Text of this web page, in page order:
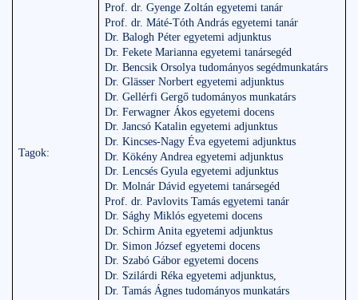
Tagok:
Prof. dr. Gyenge Zoltán egyetemi tanár
Prof. dr. Máté-Tóth András egyetemi tanár
Dr. Balogh Péter egyetemi adjunktus
Dr. Fekete Marianna egyetemi tanársegéd
Dr. Bencsik Orsolya tudományos segédmunkatárs
Dr. Glässer Norbert egyetemi adjunktus
Dr. Gellérfi Gergő tudományos munkatárs
Dr. Ferwagner Ákos egyetemi docens
Dr. Jancsó Katalin egyetemi adjunktus
Dr. Kincses-Nagy Éva egyetemi adjunktus
Dr. Kökény Andrea egyetemi adjunktus
Dr. Lencsés Gyula egyetemi adjunktus
Dr. Molnár Dávid egyetemi tanársegéd
Prof. dr. Pavlovits Tamás egyetemi tanár
Dr. Sághy Miklós egyetemi docens
Dr. Schirm Anita egyetemi adjunktus
Dr. Simon József egyetemi docens
Dr. Szabó Gábor egyetemi docens
Dr. Szilárdi Réka egyetemi adjunktus,
Dr. Tamás Ágnes tudományos munkatárs